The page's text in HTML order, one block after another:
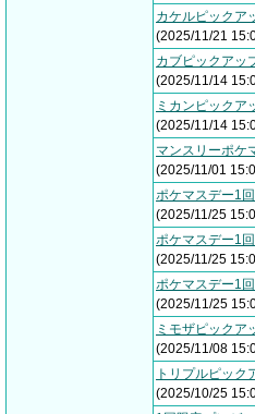
カケルピックア
(2025/11/21
カブピックアッ
(2025/11/14
ミカンピックア
(2025/11/14
マンスリーポケ
(2025/11/01
ポケマスデー1
(2025/11/25
ポケマスデー1
(2025/11/25
ポケマスデー1
(2025/11/25
ミモザピックア
(2025/11/08
トリプルピック
(2025/10/25